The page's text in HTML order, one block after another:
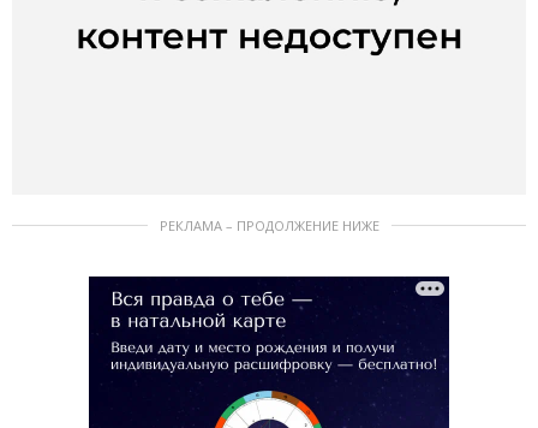
РЕКЛАМА – ПРОДОЛЖЕНИЕ НИЖЕ